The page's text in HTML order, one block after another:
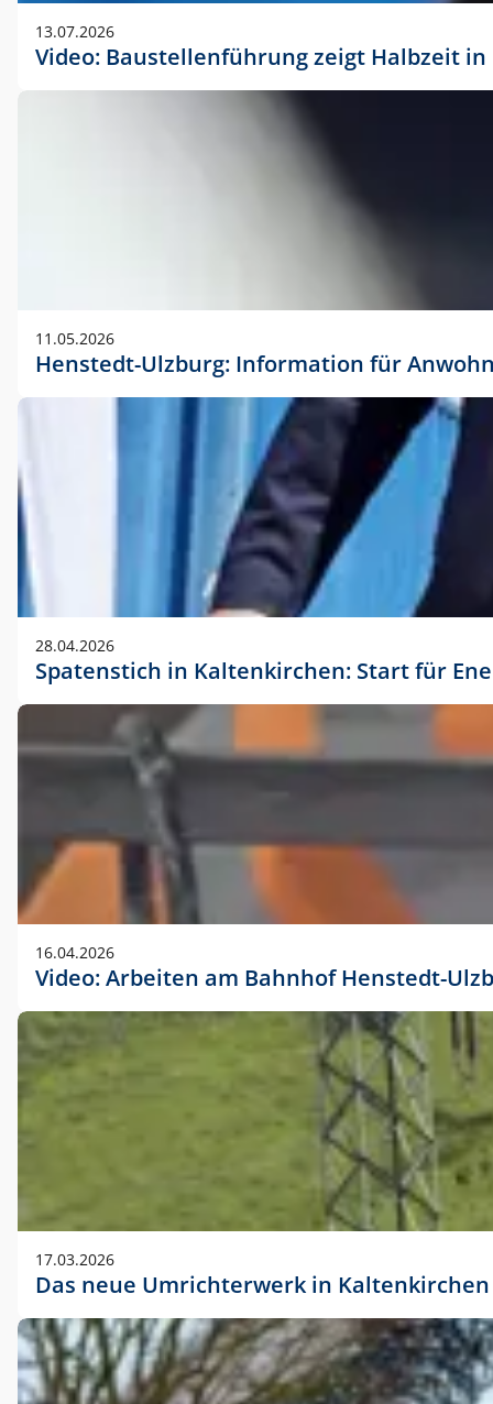
13.07.2026
Video: Baustellenführung zeigt Halbzeit
11.05.2026
Henstedt-Ulzburg: Information für
28.04.2026
Spatenstich in Kaltenkirchen: Start für
16.04.2026
Video: Arbeiten am Bahnhof Henstedt-
17.03.2026
Das neue Umrichterwerk in Kaltenkirchen